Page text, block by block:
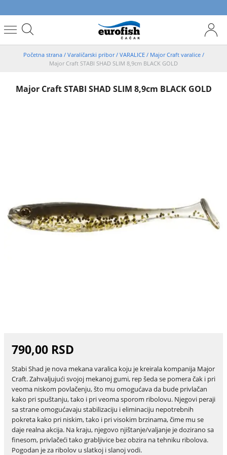
Početna strana / Varaličarski pribor/ VARALICE / Major Craft varalice /
Major Craft STABI SHAD SLIM 8,9cm BLACK GOLD
Major Craft STABI SHAD SLIM 8,9cm BLACK GOLD
790,00 RSD
Stabi Shad je nova mekana varalica koju je kreirala kompanija Major
Craft. Zahvaljujući svojoj mekanoj gumi, rep šeda se pomera čak i pri
veoma niskom povlačenju, što mu omogućava da bude privlačan
kako pri spuštanju, tako i pri veoma sporom ribolovu. Njegovi peraji
sa strane omogućavaju stabilizaciju i eliminaciju nepotrebnih
pokreta kako pri niskim, tako i pri visokim brzinama, čime mu se
daje realna akcija. Na kraju, njegovo njištanje/valjanje je dozirano sa
finesom, privlačeći tako grabljivice bez obzira na tehniku ribolova.
Pogodan je za ribolov u slatkoj i slanoj vodi.